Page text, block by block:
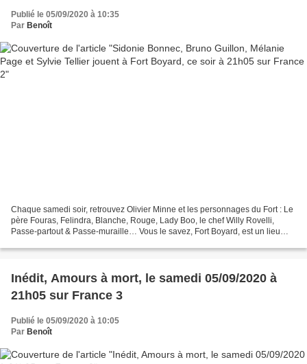
Publié le 05/09/2020 à 10:35
Par Benoît
Chaque samedi soir, retrouvez Olivier Minne et les personnages du Fort : Le
père Fouras, Felindra, Blanche, Rouge, Lady Boo, le chef Willy Rovelli,
Passe-partout & Passe-muraille… Vous le savez, Fort Boyard, est un lieu
Inédit, Amours à mort, le samedi 05/09/2020 à
21h05 sur France 3
Publié le 05/09/2020 à 10:05
Par Benoît